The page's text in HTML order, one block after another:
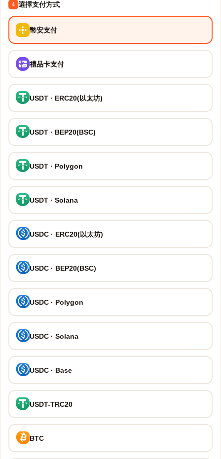
4 選擇支付方式
幣安支付
禮品卡支付
USDT · ERC20(以太坊)
USDT · BEP20(BSC)
USDT · Polygon
USDT · Solana
USDC · ERC20(以太坊)
USDC · BEP20(BSC)
USDC · Polygon
USDC · Solana
USDC · Base
USDT-TRC20
BTC